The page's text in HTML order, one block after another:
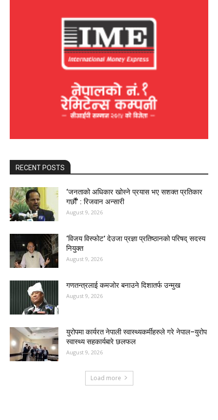
RECENT POSTS
‘जनताको अधिकार खोस्ने प्रयास भए सशक्त प्रतिकार
गर्छौं’ : रिजवान अन्सारी
August 9, 2026
‘विजय विस्फोट’ देउजा प्रज्ञा प्रतिष्ठानको परिषद् सदस्य
नियुक्त
August 9, 2026
गणतन्त्रलाई कमजोर बनाउने दिशातर्फ उन्मुख
August 9, 2026
युरोपमा कार्यरत नेपाली स्वास्थ्यकर्मीहरुले गरे नेपाल–युरोप
स्वास्थ्य सहकार्यबारे छलफल
August 9, 2026
Load more